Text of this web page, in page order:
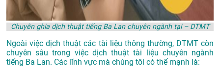
Chuyên ghia dịch thuật tiếng Ba Lan chuyên ngành tại – DTMT
Ngoài việc dịch thuật các tài liệu thông thường, DTMT còn
chuyên sâu trong việc dịch thuật tài liệu chuyên ngành
tiếng Ba Lan. Các lĩnh vực mà chúng tôi có thế mạnh là: